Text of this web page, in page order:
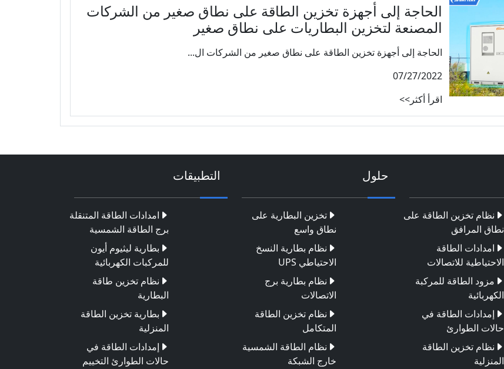
الحاجة إلى أجهزة تخزين الطاقة على نطاق صغير من الشركات
المصنعة لتخزين البطاريات على نطاق صغير
الحاجة إلى أجهزة تخزين الطاقة على نطاق صغير من الشركات ال...
07/27/2022
اقرأ أكثر>>
نظام تخزين الطاقة على
نطاق المرافق
امدادات الطاقة
الاحتياطية للاتصالات
مزود الطاقة للمركبة
الكهربائية
إمدادات الطاقة في
حالات الطوارئ
نظام تخزين الطاقة
المنزلية
حلول
تخزين البطارية على
نطاق واسع
نظام بطارية النسخ
الاحتياطي UPS
نظام بطارية برج
الاتصالات
نظام تخزين الطاقة
المتكامل
نظام الطاقة الشمسية
خارج الشبكة
التطبيقات
امدادات الطاقة المتنقلة
برج الطاقة الشمسية
بطارية ليثيوم أيون
للمركبات الكهربائية
نظام تخزين طاقة
البطارية
بطارية تخزين الطاقة
المنزلية
إمدادات الطاقة في
حالات الطوارئ التخييم